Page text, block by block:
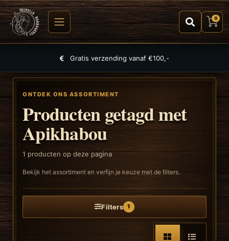
0
Gratis verzending vanaf €100,-
ONTDEK ONS ASSORTIMENT
Producten getagd met
Apikhabou
1 producten op deze pagina
Bekijk het assortiment en verfijn je keuze met de filters.
Filters 1